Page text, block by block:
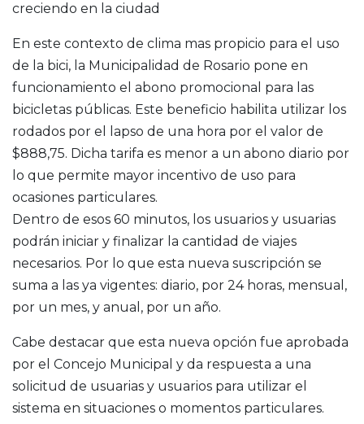
creciendo en la ciudad
En este contexto de clima mas propicio para el uso
de la bici, la Municipalidad de Rosario pone en
funcionamiento el abono promocional para las
bicicletas públicas. Este beneficio habilita utilizar los
rodados por el lapso de una hora por el valor de
$888,75. Dicha tarifa es menor a un abono diario por
lo que permite mayor incentivo de uso para
ocasiones particulares.
Dentro de esos 60 minutos, los usuarios y usuarias
podrán iniciar y finalizar la cantidad de viajes
necesarios. Por lo que esta nueva suscripción se
suma a las ya vigentes: diario, por 24 horas, mensual,
por un mes, y anual, por un año.
Cabe destacar que esta nueva opción fue aprobada
por el Concejo Municipal y da respuesta a una
solicitud de usuarias y usuarios para utilizar el
sistema en situaciones o momentos particulares.